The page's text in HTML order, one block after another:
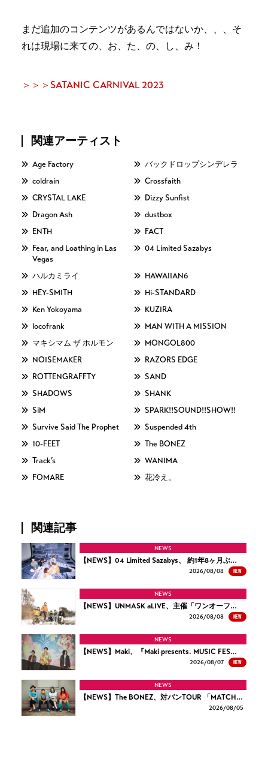
まだ追加のコンテンツがあるんではないか、、、そ
れは現場に来ての、お、た、の、し、み！
＞＞＞SATANIC CARNIVAL 2023
関連アーティスト
Age Factory
バックドロップシンデレラ
coldrain
Crossfaith
CRYSTAL LAKE
Dizzy Sunfist
Dragon Ash
dustbox
ENTH
FACT
Fear, and Loathing in Las
Vegas
04 Limited Sazabys
ハルカミライ
HAWAIIAN6
HEY-SMITH
Hi-STANDARD
Ken Yokoyama
KUZIRA
locofrank
MAN WITH A MISSION
マキシマム ザ ホルモン
MONGOL800
NOISEMAKER
RAZORS EDGE
ROTTENGRAFFTY
SAND
SHADOWS
SHANK
SiM
SPARK!!SOUND!!SHOW!!
Survive Said The Prophet
Suspended 4th
10-FEET
The BONEZ
Track’s
WANIMA
FOMARE
花冷え。
関連記事
NEWS
【NEWS】04 Limited Sazabys、 約1年8ヶ月ぶ…
2026/08/08 NEW
NEWS
【NEWS】UNMASK aLIVE、主催「ワンオーフ…
2026/08/08 NEW
NEWS
【NEWS】Maki、『Maki presents. MUSIC FES…
2026/08/07 NEW
NEWS
【NEWS】The BONEZ、対バンTOUR 「MATCH…
2026/08/05